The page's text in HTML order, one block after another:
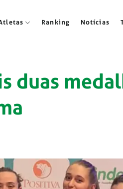
Ranking Notícias
duas